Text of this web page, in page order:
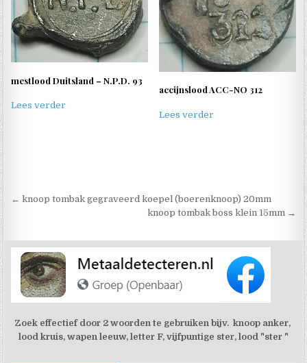
mestlood Duitsland – N.P.D. 93
Lees verder
accijnslood ACC-NO 312
Lees verder
Berichtnavigatie
← knoop tombak gegraveerd koepel (boerenknoop) 20mm
knoop tombak boss klein 15mm →
Zoek effectief door 2 woorden te gebruiken bijv. knoop anker,
lood kruis, wapen leeuw, letter F, vijfpuntige ster, lood "ster "